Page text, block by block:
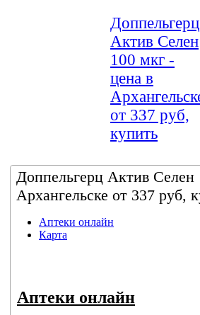
Доппельгерц
Актив Селен
100 мкг -
цена в
от 337 руб,
купить
Доппельгерц Актив Селен
Архангельске от 337 руб,
Аптеки онлайн
Карта
Аптеки онлайн